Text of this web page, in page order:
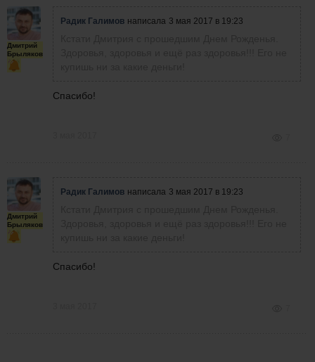
Дмитрий
Брыляков
Радик Галимов написала 3 мая 2017 в 19:23
Спасибо!
Дмитрий
Брыляков
Радик Галимов написала 3 мая 2017 в 19:23
Спасибо!